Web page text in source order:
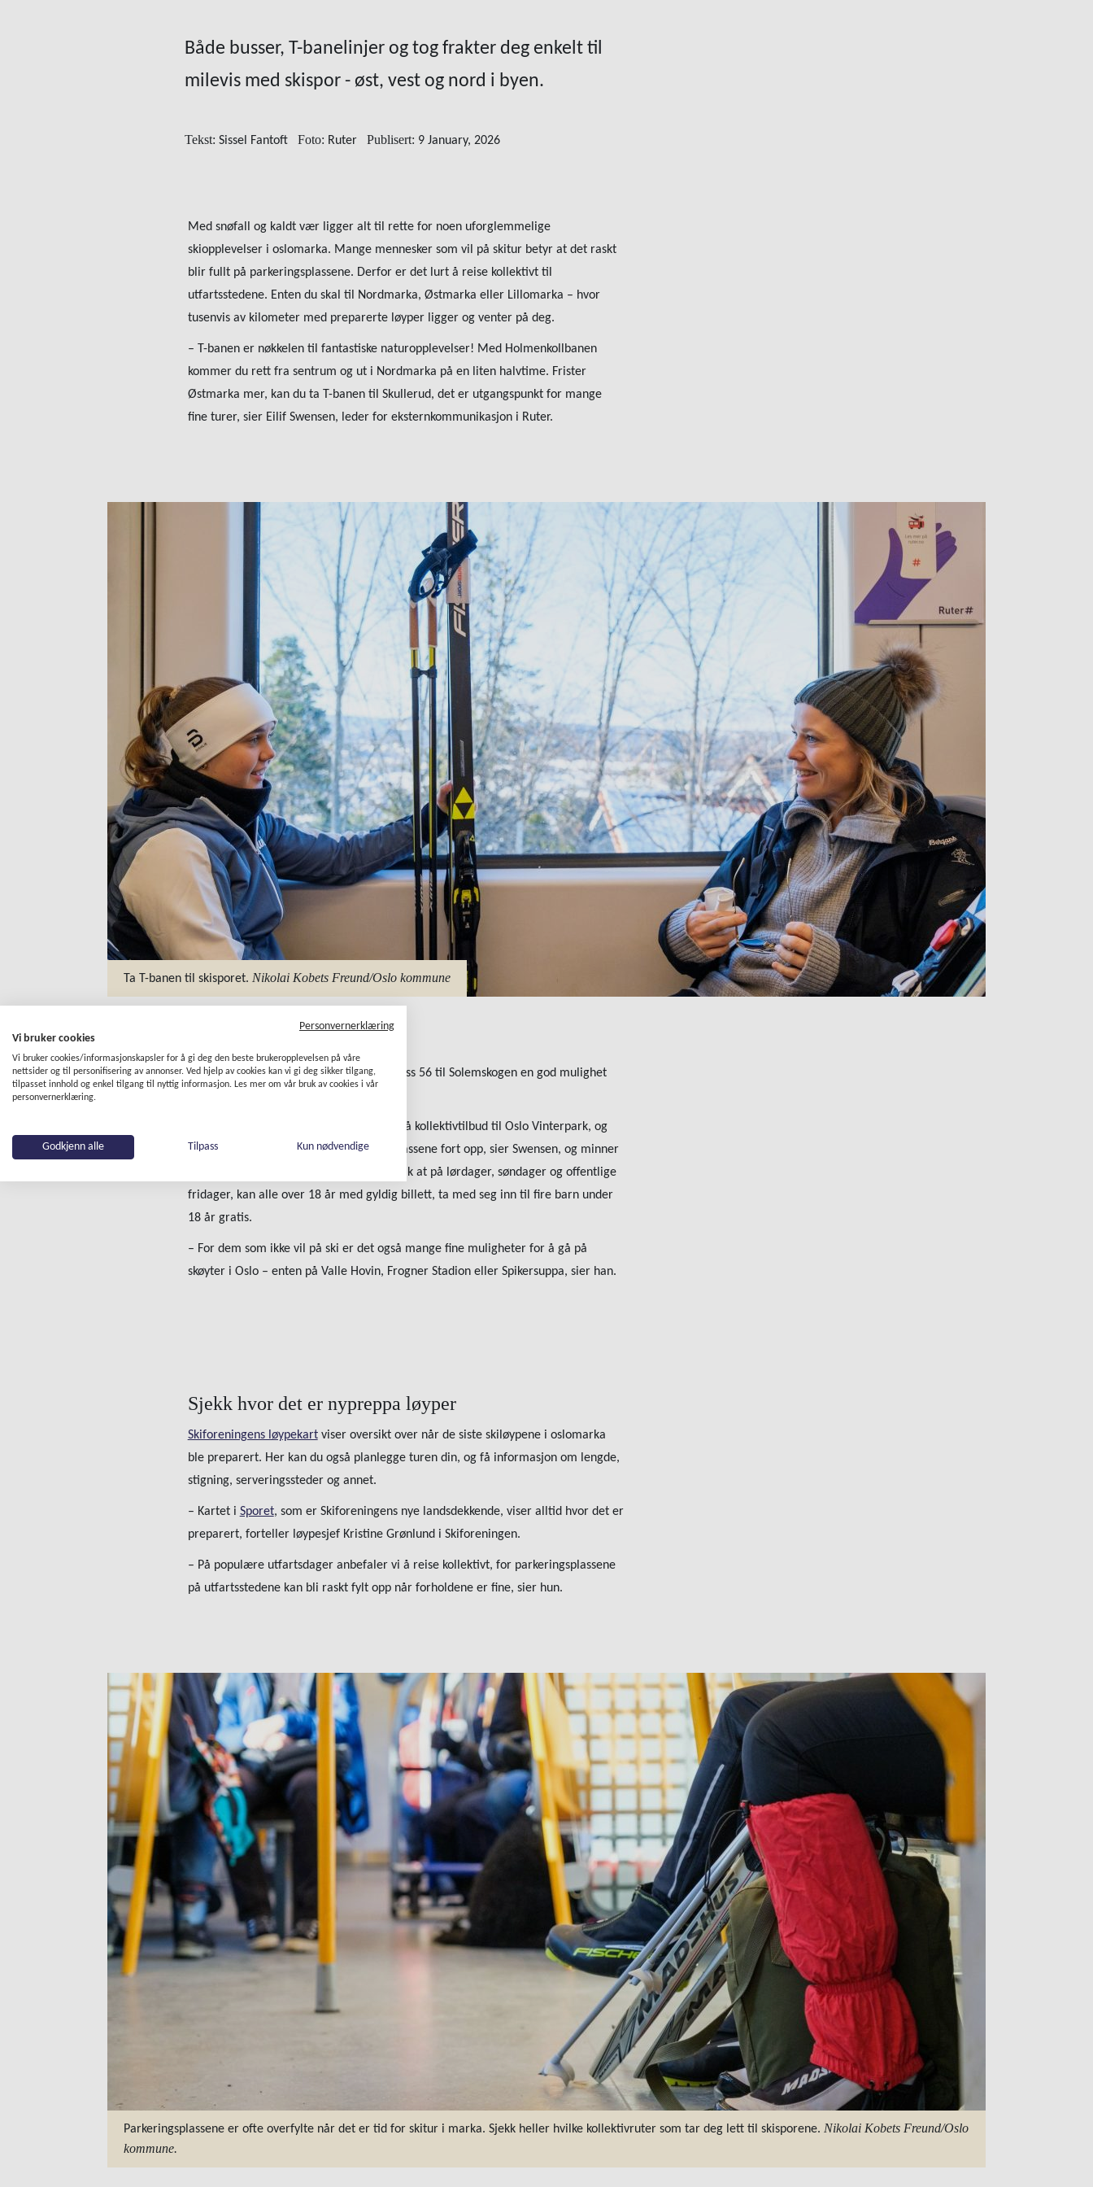
Både busser, T-banelinjer og tog frakter deg enkelt til
milevis med skispor - øst, vest og nord i byen.
Tekst: Sissel Fantoft Foto: Ruter Publisert: 9 January, 2026
Med snøfall og kaldt vær ligger alt til rette for noen uforglemmelige
skiopplevelser i oslomarka. Mange mennesker som vil på skitur betyr at det raskt
blir fullt på parkeringsplassene. Derfor er det lurt å reise kollektivt til
utfartsstedene. Enten du skal til Nordmarka, Østmarka eller Lillomarka – hvor
tusenvis av kilometer med preparerte løyper ligger og venter på deg.
– T-banen er nøkkelen til fantastiske naturopplevelser! Med Holmenkollbanen
kommer du rett fra sentrum og ut i Nordmarka på en liten halvtime. Frister
Østmarka mer, kan du ta T-banen til Skullerud, det er utgangspunkt for mange
fine turer, sier Eilif Swensen, leder for eksternkommunikasjon i Ruter.
Ta T-banen til skisporet. Nikolai Kobets Freund/Oslo kommune
Vil du reise kollektivt til Lillomarka, er Buss 56 til Solemskogen en god mulighet
– For dem som vil kjøre slalåm har vi også kollektivtilbud til Oslo Vinterpark, og
det anbefales, for der fylles parkeringsplassene fort opp, sier Swensen, og minner
om Ruters grupperabatt. Den fungerer slik at på lørdager, søndager og offentlige
fridager, kan alle over 18 år med gyldig billett, ta med seg inn til fire barn under
18 år gratis.
– For dem som ikke vil på ski er det også mange fine muligheter for å gå på
skøyter i Oslo – enten på Valle Hovin, Frogner Stadion eller Spikersuppa, sier han.
Sjekk hvor det er nypreppa løyper
Skiforeningens løypekartviser oversikt over når de siste skiløypene i oslomarka
ble preparert. Her kan du også planlegge turen din, og få informasjon om lengde,
stigning, serveringssteder og annet.
– Kartet i Sporet, som er Skiforeningens nye landsdekkende, viser alltid hvor det er
preparert, forteller løypesjef Kristine Grønlund i Skiforeningen.
– På populære utfartsdager anbefaler vi å reise kollektivt, for parkeringsplassene
på utfartsstedene kan bli raskt fylt opp når forholdene er fine, sier hun.
Parkeringsplassene er ofte overfylte når det er tid for skitur i marka. Sjekk heller hvilke kollektivruter som tar deg lett til skisporene. Nikolai Kobets Freund/Oslo
kommune.
Personvernerklæring
Vi bruker cookies
Vi bruker cookies/informasjonskapsler for å gi deg den beste brukeropplevelsen på våre
nettsider og til personifisering av annonser. Ved hjelp av cookies kan vi gi deg sikker tilgang,
tilpasset innhold og enkel tilgang til nyttig informasjon. Les mer om vår bruk av cookies i vår
personvernerklæring.
Godkjenn alle Tilpass Kun nødvendige